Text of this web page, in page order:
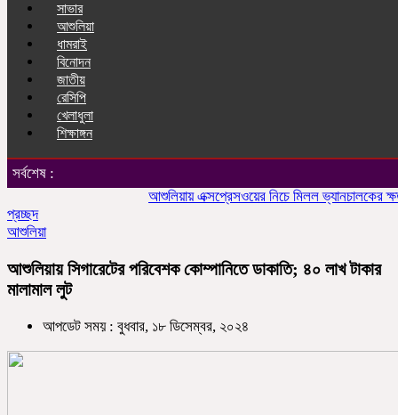
সাভার
আশুলিয়া
ধামরাই
বিনোদন
জাতীয়
রেসিপি
খেলাধুলা
শিক্ষাঙ্গন
সর্বশেষ :
আশুলিয়ায় এক্সপ্রেসওয়ের নিচে মিলল ভ্যানচালকের
প্রচ্ছদ
আশুলিয়া
আশুলিয়ায় সিগারেটের পরিবেশক কোম্পানিতে ডাকাতি; ৪০ লাখ টাকার
মালামাল লুট
আপডেট সময় : বুধবার, ১৮ ডিসেম্বর, ২০২৪